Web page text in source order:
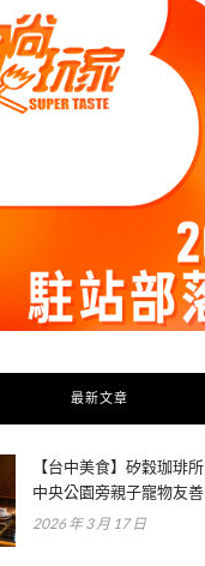
最新文章
【台中美食】矽穀珈琲
中央公園旁親子寵物友善
2026 年 3 月 17 日